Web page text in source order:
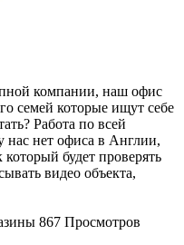
компании, наш офис
семей которые ищут себе
Работа по всей
нас нет офиса в Англии,
будет проверять
видео объекта,
867 Просмотров